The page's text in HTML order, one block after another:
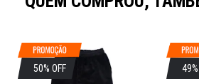
50% OFF